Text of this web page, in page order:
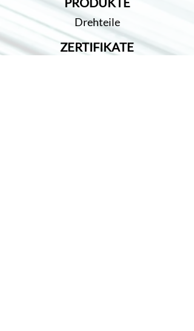
Drehteile
ZERTIFIKATE